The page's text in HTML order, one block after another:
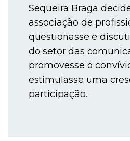
Sequeira Braga
associação de
questionasse e
do setor das
promovesse o
estimulasse uma
participação.